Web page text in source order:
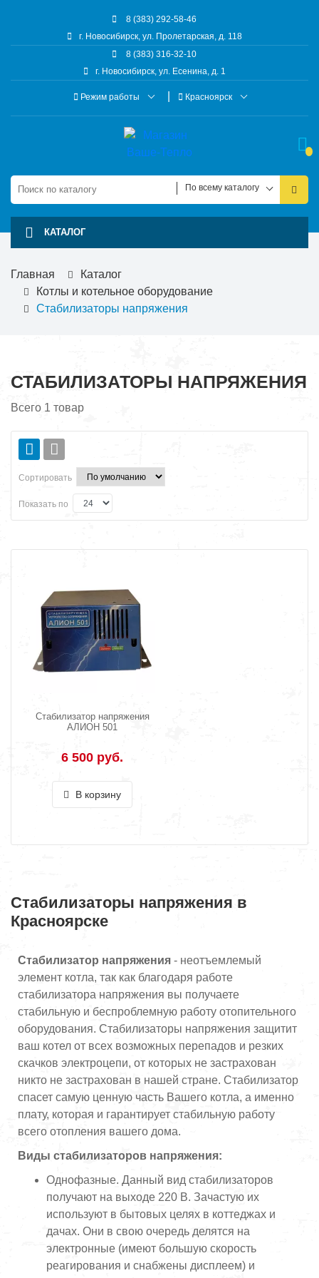
8 (383) 292-58-46
г. Новосибирск, ул. Пролетарская, д. 118
8 (383) 316-32-10
г. Новосибирск, ул. Есенина, д. 1
Режим работы Красноярск
По всему каталогу
КАТАЛОГ
Главная
Каталог
Котлы и котельное оборудование
Стабилизаторы напряжения
СТАБИЛИЗАТОРЫ НАПРЯЖЕНИЯ
Всего 1 товар
Сортировать
Показать по
Стабилизатор напряжения
АЛИОН 501
6 500 руб.
В корзину
Стабилизаторы напряжения в
Красноярске
Стабилизатор напряжения - неотъемлемый
элемент котла, так как благодаря работе
стабилизатора напряжения вы получаете
стабильную и беспроблемную работу отопительного
оборудования. Стабилизаторы напряжения защитит
ваш котел от всех возможных перепадов и резких
скачков электроцепи, от которых не застрахован
никто не застрахован в нашей стране. Стабилизатор
спасет самую ценную часть Вашего котла, а именно
плату, которая и гарантирует стабильную работу
всего отопления вашего дома.
Виды стабилизаторов напряжения:
Однофазные. Данный вид стабилизаторов
получают на выходе 220 В. Зачастую их
используют в бытовых целях в коттеджах и
дачах. Они в свою очередь делятся на
электронные (имеют большую скорость
реагирования и снабжены дисплеем) и